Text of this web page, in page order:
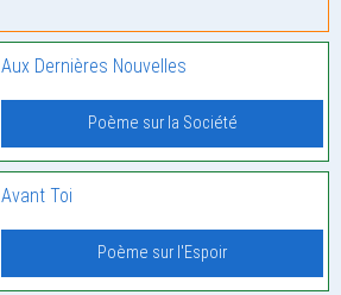
Aux Dernières Nouvelles
Poème sur la Société
Avant Toi
Poème sur l'Espoir